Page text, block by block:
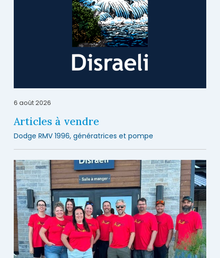
6 août 2026
Articles à vendre
Dodge RMV 1996, génératrices et pompe